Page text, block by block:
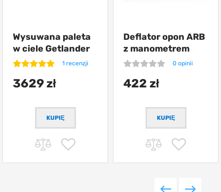
Wysuwana paleta
w ciele Getlander
1 recenzji
3629 zł
Deflator opon ARB
z manometrem
0 opinii
422 zł